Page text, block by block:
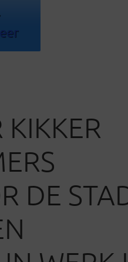
KIKKER
DE